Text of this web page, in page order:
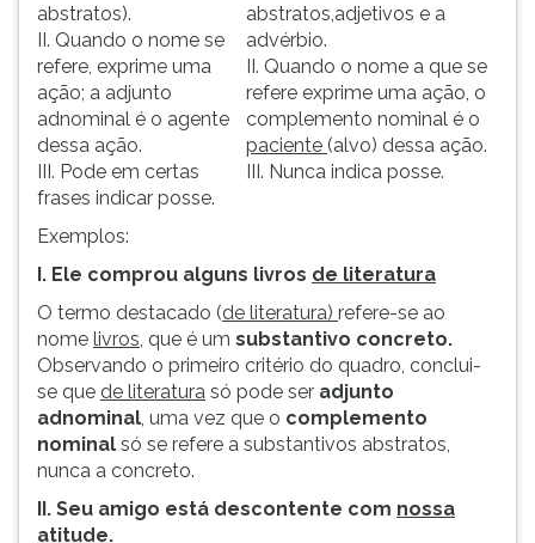
abstratos).
II. Quando o nome se
refere, exprime uma
ação; a adjunto
adnominal é o agente
dessa ação.
III. Pode em certas
frases indicar posse.
abstratos,adjetivos e a
advérbio.
II. Quando o nome a que se
refere exprime uma ação, o
complemento nominal é o
paciente (alvo) dessa ação.
III. Nunca indica posse.
Exemplos:
I. Ele comprou alguns livros de literatura
O termo destacado (de literatura) refere-se ao
nome livros, que é um substantivo concreto.
Observando o primeiro critério do quadro, conclui-
se que de literatura só pode ser adjunto
adnominal, uma vez que o complemento
nominal só se refere a substantivos abstratos,
nunca a concreto.
II. Seu amigo está descontente com nossa
atitude.